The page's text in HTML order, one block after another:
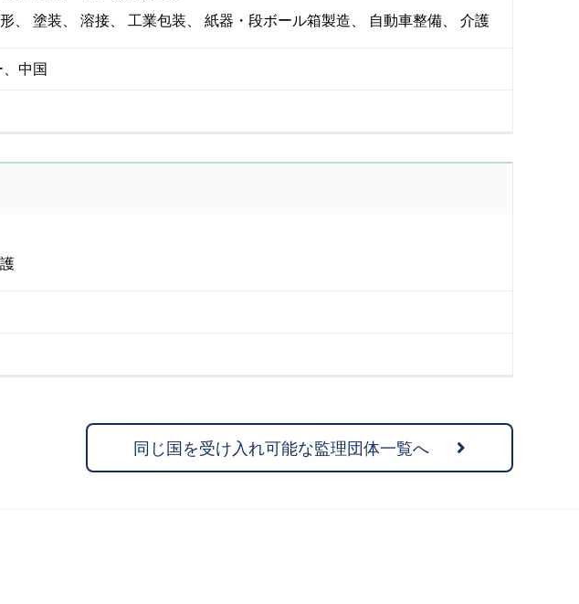
塗装 溶接 工業包装 紙器・段ボール箱製造 自動車整備 介護
中国
同じ国を受け入れ可能な監理団体一覧へ